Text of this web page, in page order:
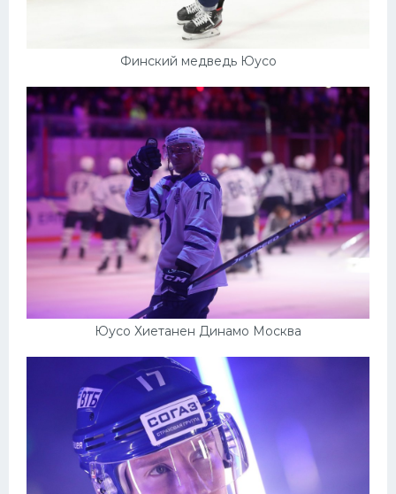
Финский медведь Юусо
Юусо Хиетанен Динамо Москва